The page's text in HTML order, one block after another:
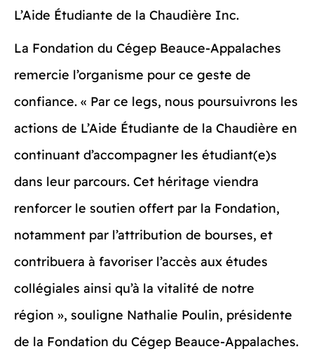
L’Aide Étudiante de la Chaudière Inc.
La Fondation du Cégep Beauce-Appalaches
remercie l’organisme pour ce geste de
confiance. « Par ce legs, nous poursuivrons les
actions de L’Aide Étudiante de la Chaudière en
continuant d’accompagner les étudiant(e)s
dans leur parcours. Cet héritage viendra
renforcer le soutien offert par la Fondation,
notamment par l’attribution de bourses, et
contribuera à favoriser l’accès aux études
collégiales ainsi qu’à la vitalité de notre
région », souligne Nathalie Poulin, présidente
de la Fondation du Cégep Beauce-Appalaches.